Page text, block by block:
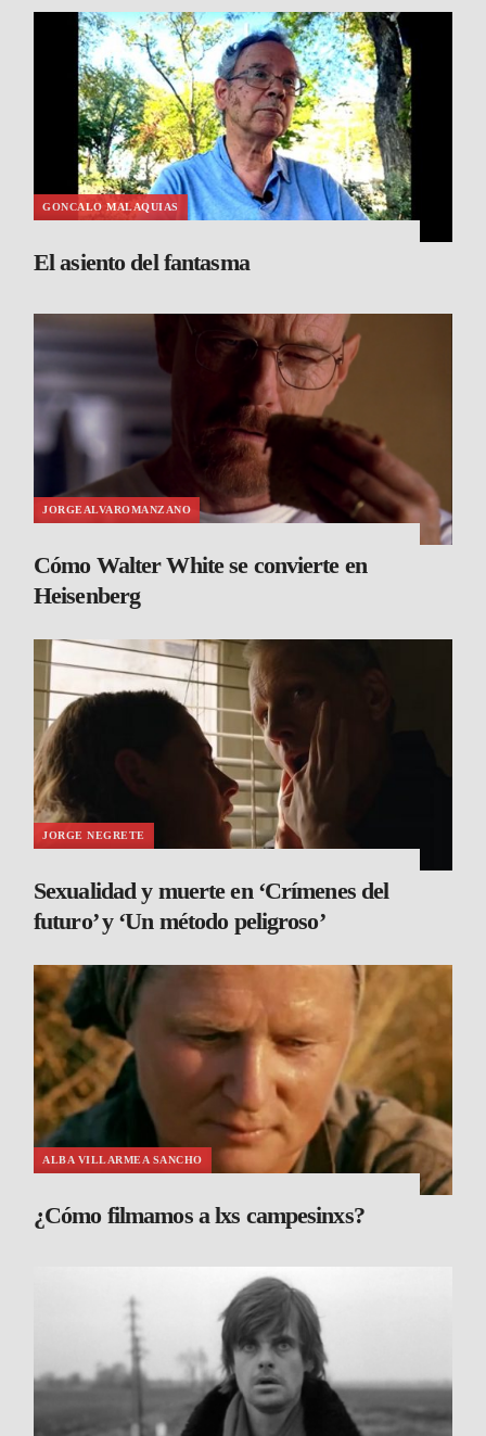
GONCALO MALAQUIAS
El asiento del fantasma
JORGEALVAROMANZANO
Cómo Walter White se convierte en
Heisenberg
JORGE NEGRETE
Sexualidad y muerte en ‘Crímenes del
futuro’ y ‘Un método peligroso’
ALBA VILLARMEA SANCHO
¿Cómo filmamos a lxs campesinxs?